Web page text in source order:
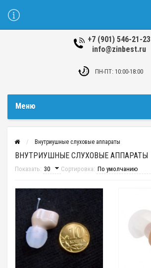
+7 (901) 546-21-23
info@zinbest.ru
ПН-ПТ: 10:00-18:00
Меню
Внутриушные слуховые аппараты
ВНУТРИУШНЫЕ СЛУХОВЫЕ АППАРАТЫ
Показать: Сортировка: